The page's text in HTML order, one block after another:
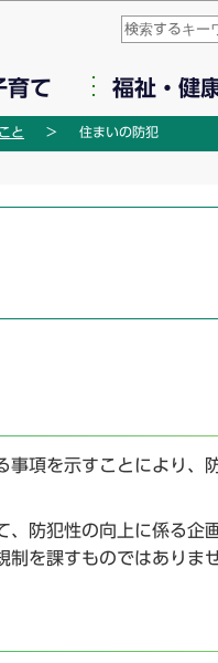
このページの本
育て 福祉・健
と 住まいの防犯
項を示すことにより、
防犯性の向上に係る企
を課すものではありませ